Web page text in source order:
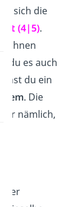
sich die
(4|5).
du es auch
du ein
. Die
dir nämlich,